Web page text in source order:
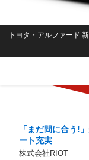
トヨタ・アルファード
「まだ間に合う!
ート充実
株式会社RIOT